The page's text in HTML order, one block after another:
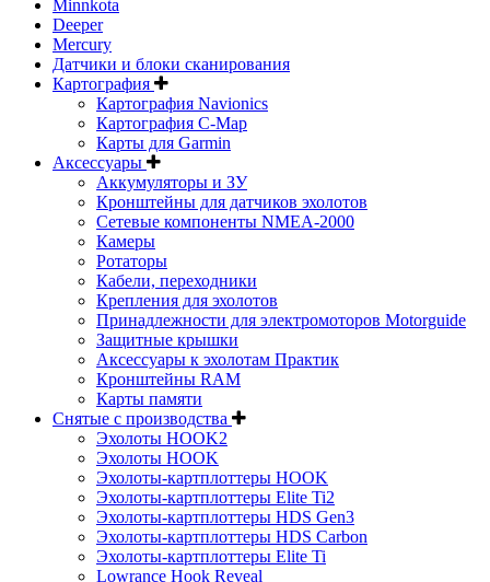
Minnkota
Deeper
Mercury
Датчики и блоки сканирования
Картография
Картография Navionics
Картография C-Map
Карты для Garmin
Аксессуары
Аккумуляторы и ЗУ
Кронштейны для датчиков эхолотов
Сетевые компоненты NMEA-2000
Камеры
Ротаторы
Кабели, переходники
Крепления для эхолотов
Принадлежности для электромоторов Motorguide
Защитные крышки
Аксессуары к эхолотам Практик
Кронштейны RAM
Карты памяти
Снятые с производства
Эхолоты HOOK2
Эхолоты HOOK
Эхолоты-картплоттеры HOOK
Эхолоты-картплоттеры Elite Ti2
Эхолоты-картплоттеры HDS Gen3
Эхолоты-картплоттеры HDS Carbon
Эхолоты-картплоттеры Elite Ti
Lowrance Hook Reveal